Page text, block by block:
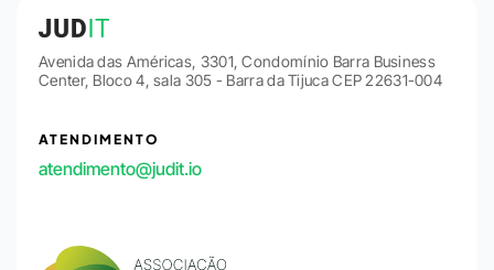
Avenida das Américas, 3301, Condomínio Barra Business
Center, Bloco 4, sala 305 - Barra da Tijuca CEP 22631-004
ATENDIMENTO
atendimento@judit.io